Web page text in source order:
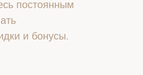
постоянным
и бонусы.